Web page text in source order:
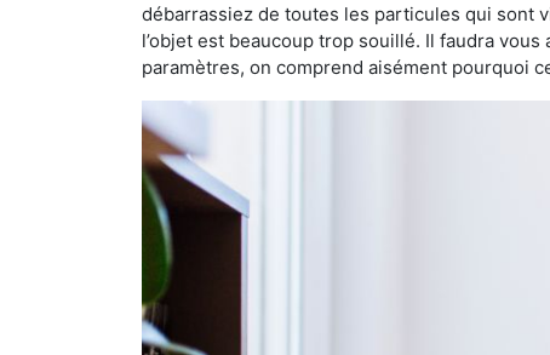
débarrassiez de toutes les particules qui sont
l’objet est beaucoup trop souillé. Il faudra
paramètres, on comprend aisément pourquoi